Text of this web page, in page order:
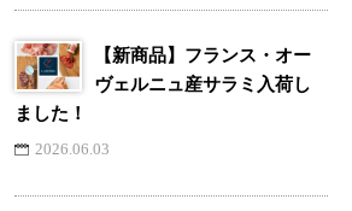
【新商品】フランス・オー
ヴェルニュ産サラミ入荷し
ました！
2026.06.03